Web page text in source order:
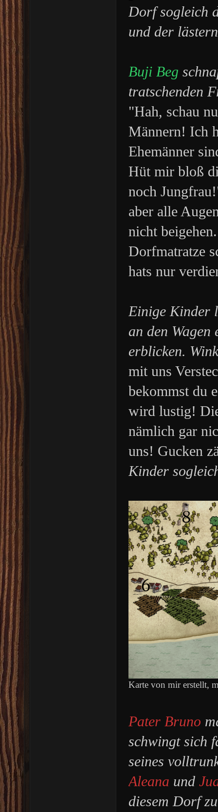
Dorf sogleich
und der
Buji Beg
tratschenden
"Hah, schau
Männern! Ich
Ehemänner
Hüt mir bloß
noch
aber alle
nicht
Dorfmatratze
hats nur
Einige Kinder
an den
erblicken.
mit uns
bekommst du
wird lustig!
nämlich gar
uns! Gucken
Kinder
Karte von mir erstellt,
Pater Bruno
schwingt sich
seines
Aleana und
diesem Dorf